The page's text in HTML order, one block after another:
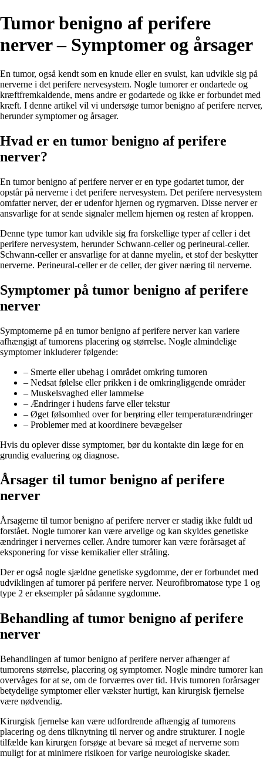
Tumor benigno af perifere
nerver – Symptomer og årsager
En tumor, også kendt som en knude eller en svulst, kan udvikle sig på
nerverne i det perifere nervesystem. Nogle tumorer er ondartede og
kræftfremkaldende, mens andre er godartede og ikke er forbundet med
kræft. I denne artikel vil vi undersøge tumor benigno af perifere nerver,
herunder symptomer og årsager.
Hvad er en tumor benigno af perifere
nerver?
En tumor benigno af perifere nerver er en type godartet tumor, der
opstår på nerverne i det perifere nervesystem. Det perifere nervesystem
omfatter nerver, der er udenfor hjernen og rygmarven. Disse nerver er
ansvarlige for at sende signaler mellem hjernen og resten af kroppen.
Denne type tumor kan udvikle sig fra forskellige typer af celler i det
perifere nervesystem, herunder Schwann-celler og perineural-celler.
Schwann-celler er ansvarlige for at danne myelin, et stof der beskytter
nerverne. Perineural-celler er de celler, der giver næring til nerverne.
Symptomer på tumor benigno af perifere
nerver
Symptomerne på en tumor benigno af perifere nerver kan variere
afhængigt af tumorens placering og størrelse. Nogle almindelige
symptomer inkluderer følgende:
– Smerte eller ubehag i området omkring tumoren
– Nedsat følelse eller prikken i de omkringliggende områder
– Muskelsvaghed eller lammelse
– Ændringer i hudens farve eller tekstur
– Øget følsomhed over for berøring eller temperaturændringer
– Problemer med at koordinere bevægelser
Hvis du oplever disse symptomer, bør du kontakte din læge for en
grundig evaluering og diagnose.
Årsager til tumor benigno af perifere
nerver
Årsagerne til tumor benigno af perifere nerver er stadig ikke fuldt ud
forstået. Nogle tumorer kan være arvelige og kan skyldes genetiske
ændringer i nervernes celler. Andre tumorer kan være forårsaget af
eksponering for visse kemikalier eller stråling.
Der er også nogle sjældne genetiske sygdomme, der er forbundet med
udviklingen af tumorer på perifere nerver. Neurofibromatose type 1 og
type 2 er eksempler på sådanne sygdomme.
Behandling af tumor benigno af perifere
nerver
Behandlingen af tumor benigno af perifere nerver afhænger af
tumorens størrelse, placering og symptomer. Nogle mindre tumorer kan
overvåges for at se, om de forværres over tid. Hvis tumoren forårsager
betydelige symptomer eller vækster hurtigt, kan kirurgisk fjernelse
være nødvendig.
Kirurgisk fjernelse kan være udfordrende afhængig af tumorens
placering og dens tilknytning til nerver og andre strukturer. I nogle
tilfælde kan kirurgen forsøge at bevare så meget af nerverne som
muligt for at minimere risikoen for varige neurologiske skader.